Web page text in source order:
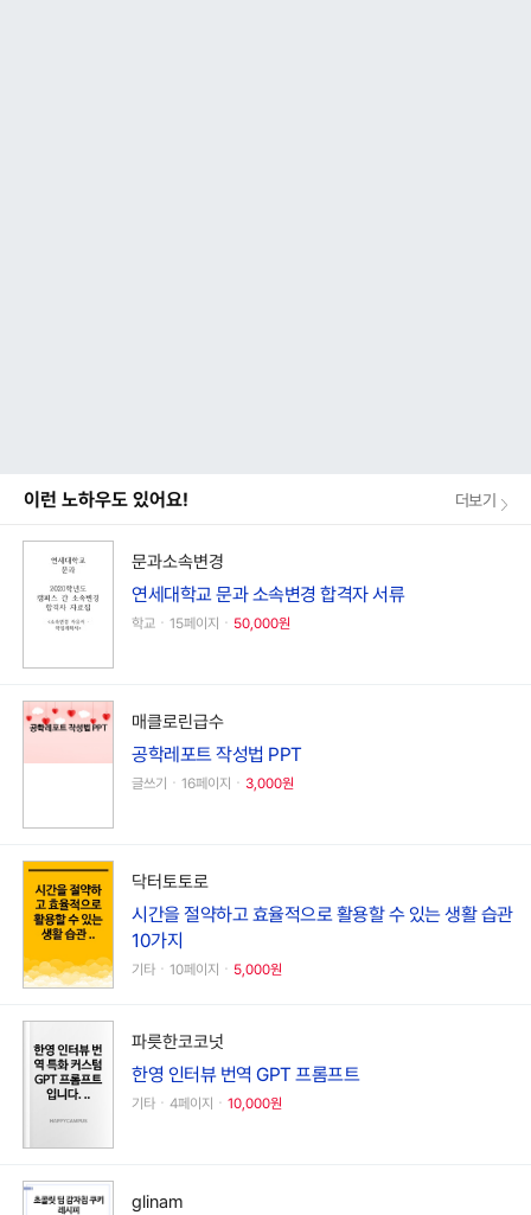
이런 노하우도 있어요! 더보기
문과소속변경
연세대학교 문과 소속변경 합격자 서류
학교ㆍ15페이지ㆍ 50,000원
매클로린급수
공학레포트 작성법 PPT
글쓰기ㆍ16페이지ㆍ 3,000원
닥터토토로
시간을 절약하고 효율적으로 활용할 수 있는 생활 습관
10가지
기타ㆍ10페이지ㆍ 5,000원
파릇한코코넛
한영 인터뷰 번역 GPT 프롬프트
기타ㆍ4페이지ㆍ 10,000원
glinam